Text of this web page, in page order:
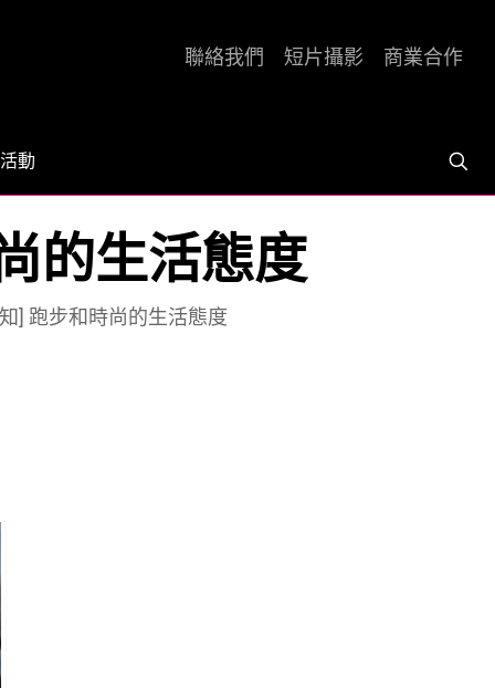
活動
聯絡我們 短片攝影 商業合作
的生活態度
] 跑步和時尚的生活態度